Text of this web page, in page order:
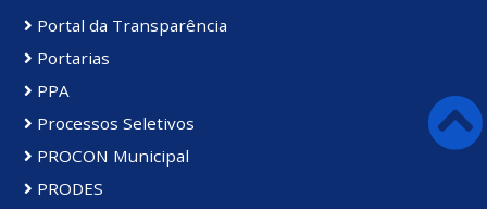
Portal da Transparência
Portarias
PPA
Processos Seletivos
PROCON Municipal
PRODES